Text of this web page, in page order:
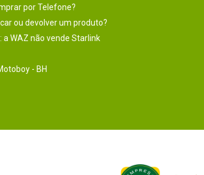
por Telefone?
ou devolver um produto?
a WAZ não vende Starlink
- BH